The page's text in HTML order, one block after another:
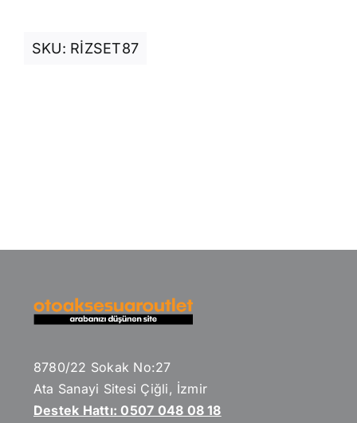
SKU: RİZSET87
8780/22 Sokak No:27
Ata Sanayi Sitesi Çiğli, İzmir
Destek Hattı: 0507 048 08 18